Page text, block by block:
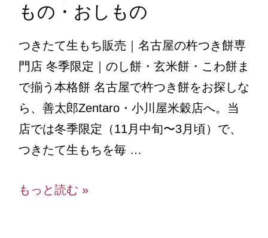
もの・おしもの
つきたて生もち販売｜名古屋の杵つき餅専
門店 冬季限定｜のし餅・玄米餅・こわ餅ま
で揃う本格餅 名古屋で杵つき餅をお探しな
ら、善太郎Zentaro・小川屋米穀店へ。当
店では冬季限定（11月中旬〜3月頃）で、
つきたて生もちを毎 …
もっと読む »